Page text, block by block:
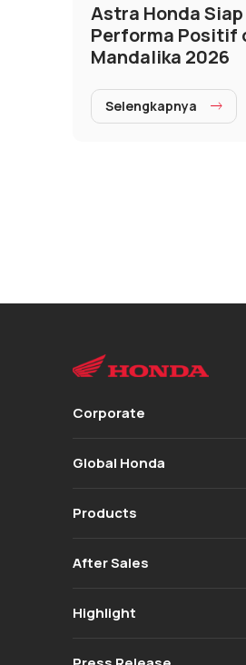
Astra Honda
Performa Positif
Mandalika 2026
Selengkapnya
Corporate
Global Honda
Products
After Sales
Highlight